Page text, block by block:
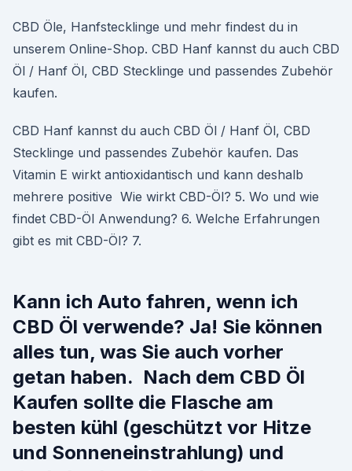
CBD Öle, Hanfstecklinge und mehr findest du in
unserem Online-Shop. CBD Hanf kannst du auch CBD
Öl / Hanf Öl, CBD Stecklinge und passendes Zubehör
kaufen.
CBD Hanf kannst du auch CBD Öl / Hanf Öl, CBD
Stecklinge und passendes Zubehör kaufen. Das
Vitamin E wirkt antioxidantisch und kann deshalb
mehrere positive Wie wirkt CBD-Öl? 5. Wo und wie
findet CBD-Öl Anwendung? 6. Welche Erfahrungen
gibt es mit CBD-Öl? 7.
Kann ich Auto fahren, wenn ich
CBD Öl verwende? Ja! Sie können
alles tun, was Sie auch vorher
getan haben. Nach dem CBD Öl
Kaufen sollte die Flasche am
besten kühl (geschützt vor Hitze
und Sonneneinstrahlung) und